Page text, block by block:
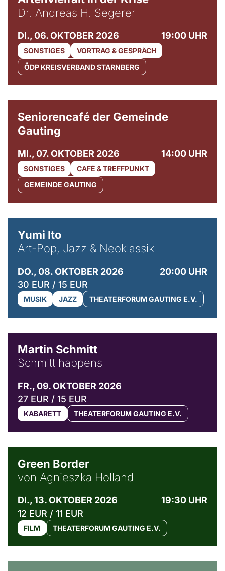
Dr. Andreas H. Segerer
DI., 06. OKTOBER 2026 19:00 UHR
SONSTIGES
VORTRAG & GESPRÄCH
ÖDP KREISVERBAND STARNBERG
Seniorencafé der Gemeinde
Gauting
MI., 07. OKTOBER 2026 14:00 UHR
SONSTIGES
CAFÉ & TREFFPUNKT
GEMEINDE GAUTING
Yumi Ito
Art-Pop, Jazz & Neoklassik
DO., 08. OKTOBER 2026
20:00 UHR
30 EUR / 15 EUR
MUSIK JAZZ THEATERFORUM GAUTING E.V.
Martin Schmitt
Schmitt happens
FR., 09. OKTOBER 2026
27 EUR / 15 EUR
KABARETT THEATERFORUM GAUTING E.V.
Green Border
von Agnieszka Holland
DI., 13. OKTOBER 2026
19:30 UHR
12 EUR / 11 EUR
FILM THEATERFORUM GAUTING E.V.